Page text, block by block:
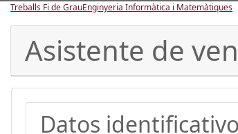
Treballs Fi de GrauEnginyeria Informàtica i Matemàtiques
Asistente de
Datos